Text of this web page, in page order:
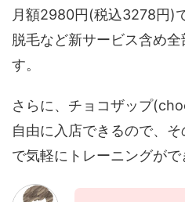
月額2980円(税込3278円)
脱毛など新サービス含め
す。
さらに、チョコザップ
自由に入店できるので、
で気軽にトレーニングがで